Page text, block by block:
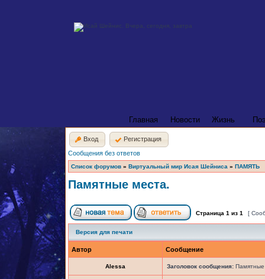
Главная Новости Жизнь
Вход
Регистрация
Сообщения без ответов
Список форумов » Виртуальный мир Исая Шейниса » ПАМЯТЬ
Памятные места.
Страница 1 из 1 [
Версия для печати
Автор Сообщение
Alessa Заголовок сообщения: